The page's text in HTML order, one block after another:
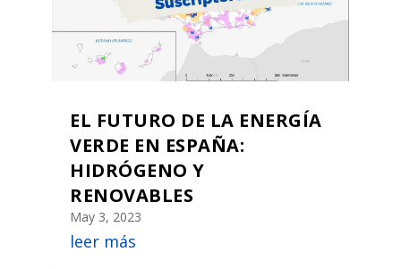
EL FUTURO DE LA ENERGÍA
VERDE EN ESPAÑA:
HIDRÓGENO Y
RENOVABLES
May 3, 2023
leer más